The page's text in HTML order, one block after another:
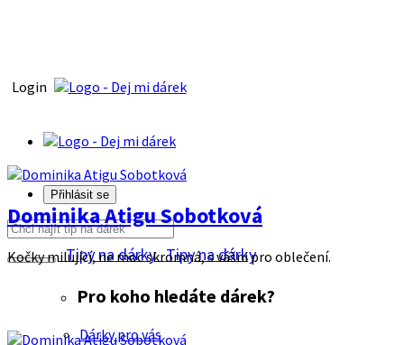
Login
Přihlásit se
Tipy na dárkyTipy na dárky
Pro koho hledáte dárek?
Dárky pro vás
Dominika Atigu Sobotková
Kočky milující, ne moc skromná, s vášni pro oblečení.